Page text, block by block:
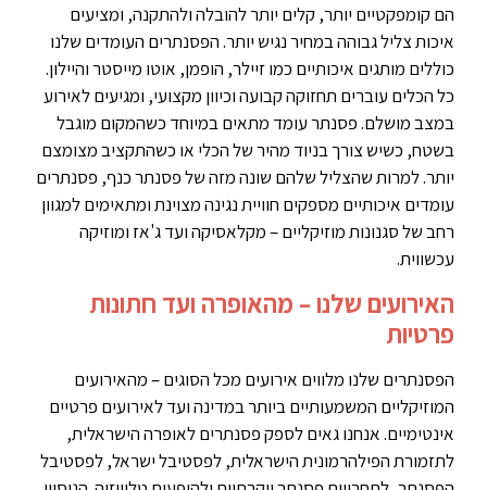
הם קומפקטיים יותר, קלים יותר להובלה ולהתקנה, ומציעים
איכות צליל גבוהה במחיר נגיש יותר. הפסנתרים העומדים שלנו
כוללים מותגים איכותיים כמו זיילר, הופמן, אוטו מייסטר והיילון.
כל הכלים עוברים תחזוקה קבועה וכיוון מקצועי, ומגיעים לאירוע
במצב מושלם. פסנתר עומד מתאים במיוחד כשהמקום מוגבל
בשטח, כשיש צורך בניוד מהיר של הכלי או כשהתקציב מצומצם
יותר. למרות שהצליל שלהם שונה מזה של פסנתר כנף, פסנתרים
עומדים איכותיים מספקים חוויית נגינה מצוינת ומתאימים למגוון
רחב של סגנונות מוזיקליים – מקלאסיקה ועד ג'אז ומוזיקה
עכשווית.
האירועים שלנו – מהאופרה ועד חתונות
פרטיות
הפסנתרים שלנו מלווים אירועים מכל הסוגים – מהאירועים
המוזיקליים המשמעותיים ביותר במדינה ועד לאירועים פרטיים
אינטימיים. אנחנו גאים לספק פסנתרים לאופרה הישראלית,
לתזמורת הפילהרמונית הישראלית, לפסטיבל ישראל, לפסטיבל